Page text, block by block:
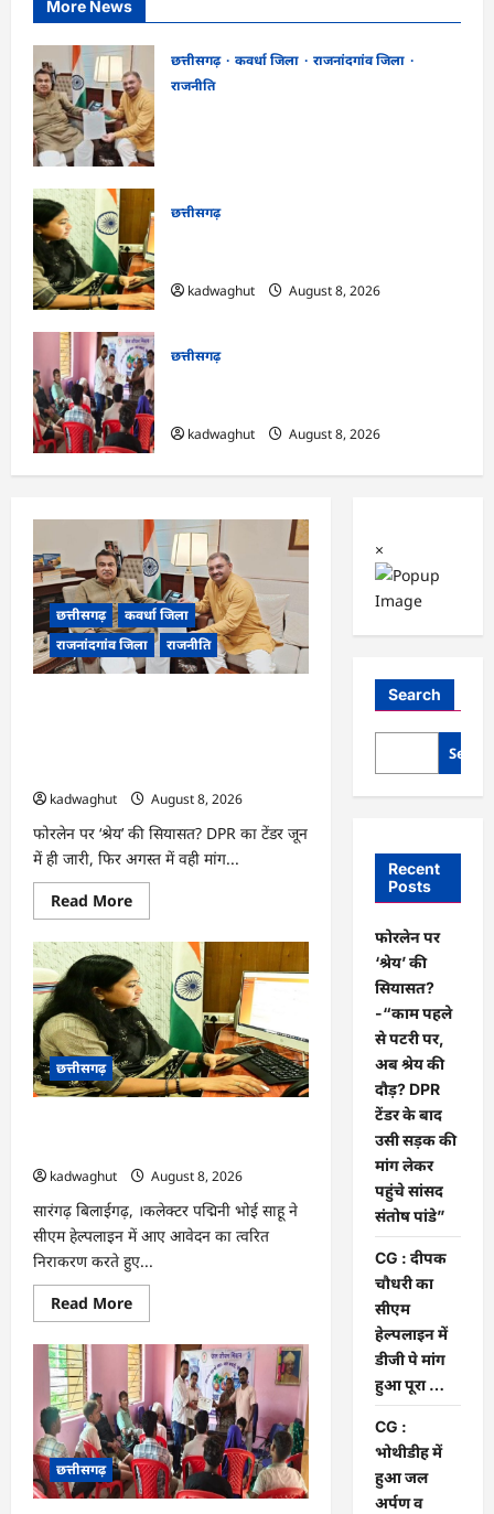
More News
छत्तीसगढ़ कवर्धा जिला
राजनांदगांव जिला
राजनीति
छत्तीसगढ़
kadwaghut
August 8, 2026
छत्तीसगढ़
kadwaghut
August 8, 2026
छत्तीसगढ़
कवर्धा जिला
राजनांदगांव जिला
राजनीति
kadwaghut
August 8, 2026
फोरलेन पर ‘श्रेय’ की सियासत? DPR का टेंडर जून
में ही जारी, फिर अगस्त में वही मांग...
Read MoreRead
more
फोरलेन
पर
‘श्रेय’
की
सियासत?
-“काम
पहले
से
पटरी
पर,
अब
टेंडर
बाद
उसी
सड़क
की
मांग
लेकर
पहुंचे
सांसद
पांडे”
छत्तीसगढ़
kadwaghut
August 8, 2026
सारंगढ़ बिलाईगढ़, ।कलेक्टर पद्मिनी भोई साहू ने
सीएम हेल्पलाइन में आए आवेदन का त्वरित
निराकरण करते हुए...
Read MoreRead
more
CG
:
दीपक
चौधरी
का
सीएम
हेल्पलाइन
में
डीजी
पे
मांग
छत्तीसगढ़
×
Search
Recent
Posts
फोरलेन पर
‘श्रेय’ की
सियासत?
-“काम पहले
से पटरी पर,
अब श्रेय की
दौड़? DPR
टेंडर के बाद
उसी सड़क की
मांग लेकर
पहुंचे सांसद
संतोष पांडे”
CG : दीपक
चौधरी का
सीएम
हेल्पलाइन में
डीजी पे मांग
हुआ पूरा …
CG :
भोथीडीह में
हुआ जल
अर्पण व